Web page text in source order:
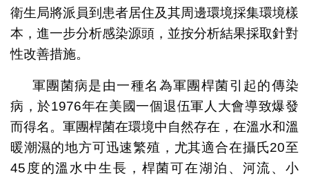
衛生局將派員到患者居住及其周邊環境採集環境樣
本，進一步分析感染源頭，並按分析結果採取針對
性改善措施。
軍團菌病是由一種名為軍團桿菌引起的傳染
病，於1976年在美國一個退伍軍人大會導致爆發
而得名。軍團桿菌在環境中自然存在，在溫水和溫
暖潮濕的地方可迅速繁殖，尤其適合在攝氏20至
45度的溫水中生長，桿菌可在湖泊、河流、小